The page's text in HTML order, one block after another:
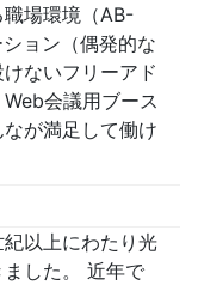
場環境（AB-
ョン（偶発的な
ないフリーアド
会議用ブース
が満足して働け
以上にわたり光
した。 近年で